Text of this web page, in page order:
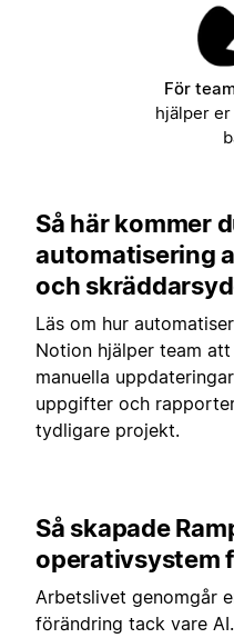
För
hjälper
Så här kommer
automatisering
och
Läs om hur
Notion hjälper team
manuella
uppgifter och
tydligare projekt.
Så skapade
operativsystem
Arbetslivet genomgår
förändring tack vare